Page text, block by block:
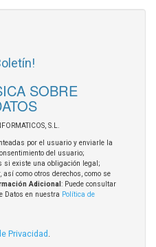
SOBRE
S.L.
por el usuario y enviarle la
del usuario;
si existe una obligación legal;
como otros derechos, como se
Adicional : Puede consultar
Datos en nuestra Política de
Privacidad